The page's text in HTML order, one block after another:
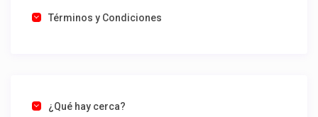
Términos y Condiciones
¿Qué hay cerca?